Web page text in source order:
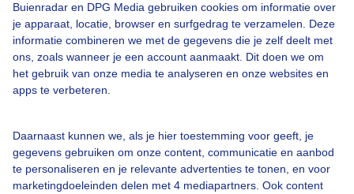
Buienradar en DPG Media gebruiken cookies om informatie over
je apparaat, locatie, browser en surfgedrag te verzamelen. Deze
informatie combineren we met de gegevens die je zelf deelt met
ons, zoals wanneer je een account aanmaakt. Dit doen we om
het gebruik van onze media te analyseren en onze websites en
apps te verbeteren.
Daarnaast kunnen we, als je hier toestemming voor geeft, je
gegevens gebruiken om onze content, communicatie en aanbod
te personaliseren en je relevante advertenties te tonen, en voor
marketingdoeleinden delen met 4 mediapartners. Ook content
Bekijk slideshow